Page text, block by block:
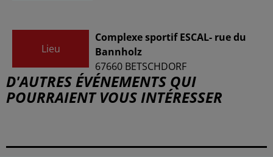
Lieu
Complexe sportif ESCAL- rue du
Bannholz
67660 BETSCHDORF
D'AUTRES ÉVÉNEMENTS QUI
POURRAIENT VOUS INTÉRESSER